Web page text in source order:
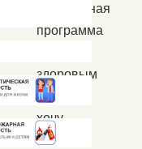
Спортивная
программа
здоровым
я
хочу,
пусть